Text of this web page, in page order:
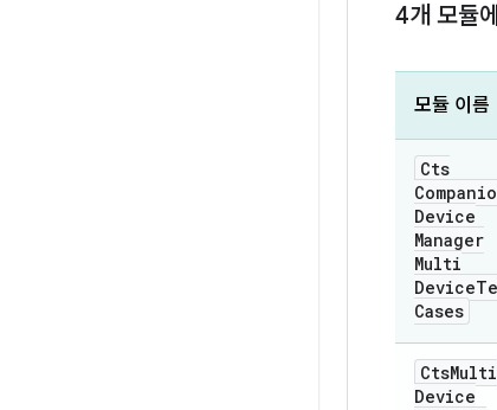
4개 모듈
모듈 이름
Cts
Device
Manager
Multi
Device
Cases
CtsMulti
Device